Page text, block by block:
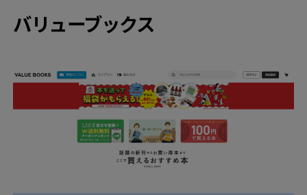
バリューブックス